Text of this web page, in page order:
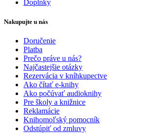
Doplnky
Nakupujte u nás
Doručenie
Platba
Prečo práve u nás?
Najčastejšie otázky
Rezervácia v kníhkupectve
Ako čítať e-knihy
Ako počúvať audioknihy
Pre školy a knižnice
Reklamácie
Knihomoľský pomocník
Odstúpiť od zmluvy